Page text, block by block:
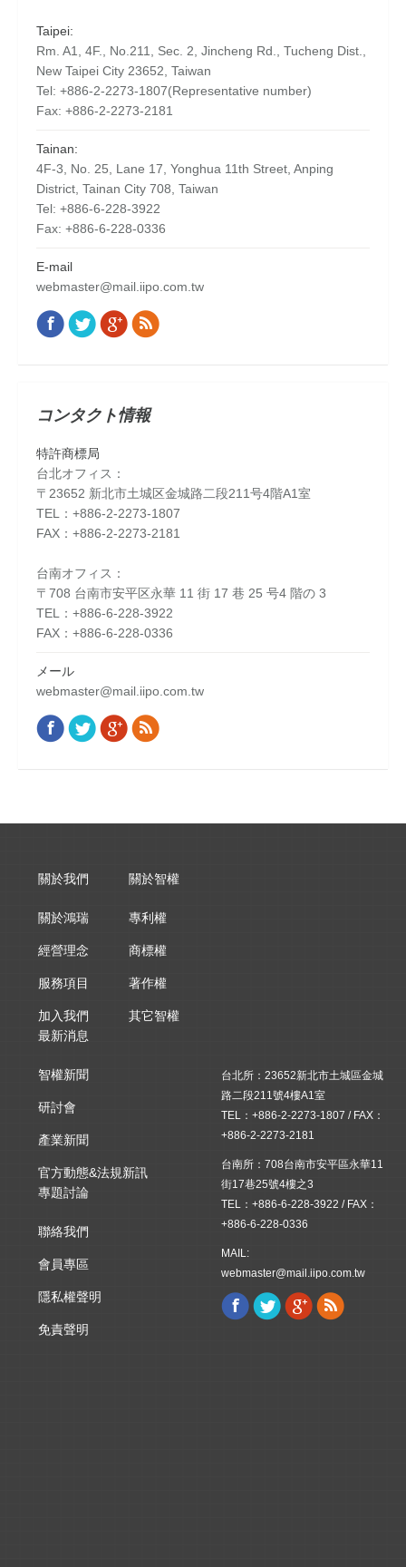
Taipei:
Rm. A1, 4F., No.211, Sec. 2, Jincheng Rd., Tucheng Dist.,
New Taipei City 23652, Taiwan
Tel: +886-2-2273-1807(Representative number)
Fax: +886-2-2273-2181
Tainan:
4F-3, No. 25, Lane 17, Yonghua 11th Street, Anping
District, Tainan City 708, Taiwan
Tel: +886-6-228-3922
Fax: +886-6-228-0336
E-mail
webmaster@mail.iipo.com.tw
Find us on:
Facebook
TwitterGoogle+
Rss
コンタクト情報
特許商標局
台北オフィス：
〒23652 新北市土城区金城路二段211号4階A1室
TEL：+886-2-2273-1807
FAX：+886-2-2273-2181
台南オフィス：
〒708 台南市安平区永華 11 街 17 巷 25 号4 階の 3
TEL：+886-6-228-3922
FAX：+886-6-228-0336
メール
webmaster@mail.iipo.com.tw
Find us on:
Facebook
TwitterGoogle+
Rss
關於我們
關於鴻瑞
經營理念
服務項目
加入我們
關於智權
專利權
商標權
著作權
其它智權
最新消息
智權新聞
研討會
產業新聞
官方動態&法規新訊
專題討論
聯絡我們
會員專區
隱私權聲明
免責聲明
台北所：23652新北市土城區金城
路二段211號4樓A1室
TEL：+886-2-2273-1807 / FAX：
+886-2-2273-2181
台南所：708台南市安平區永華11
街17巷25號4樓之3
TEL：+886-6-228-3922 / FAX：
+886-6-228-0336
MAIL:
webmaster@mail.iipo.com.tw
Find us on:
Facebook
TwitterGoogle+
Rss